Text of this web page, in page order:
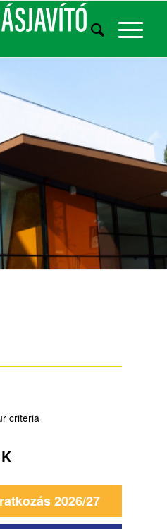
criteria
2026/27